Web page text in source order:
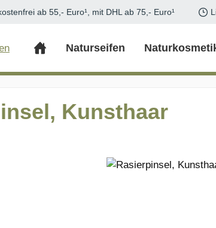
springenab 55,- Euro¹, mit DHL ab 75,- Euro¹
Naturseifen
Kunsthaar